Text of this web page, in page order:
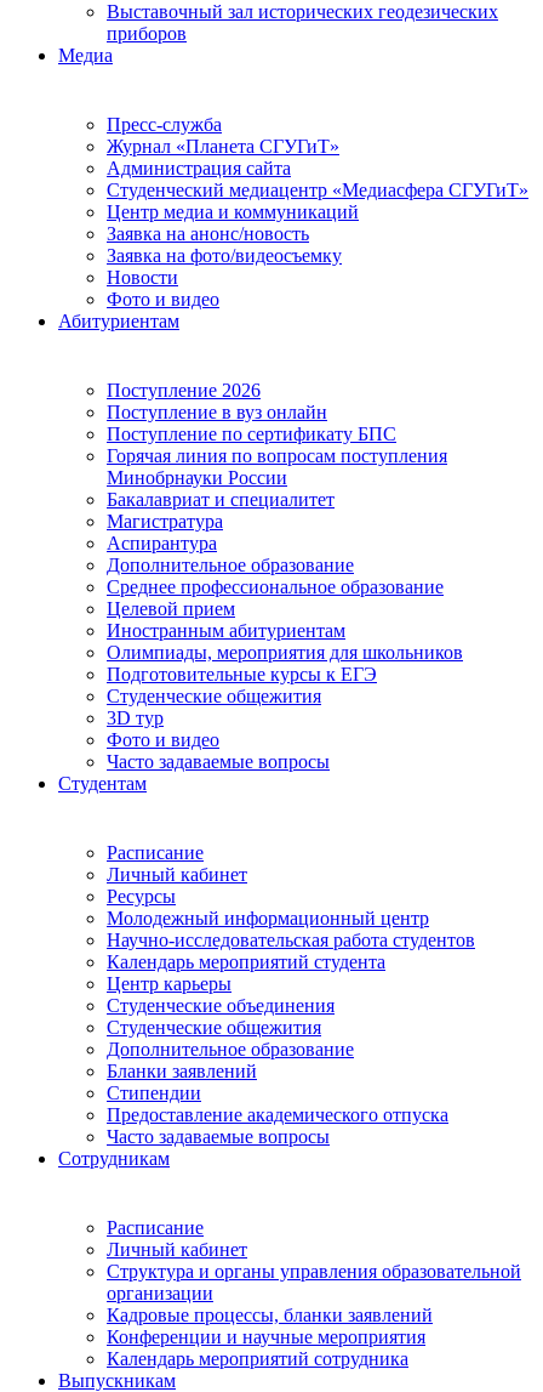
Выставочный зал исторических геодезических
приборов
Медиа
Пресс-служба
Журнал «Планета СГУГиТ»
Администрация сайта
Студенческий медиацентр «Медиасфера СГУГиТ»
Центр медиа и коммуникаций
Заявка на анонс/новость
Заявка на фото/видеосъемку
Новости
Фото и видео
Абитуриентам
Поступление 2026
Поступление в вуз онлайн
Поступление по сертификату БПС
Горячая линия по вопросам поступления
Минобрнауки России
Бакалавриат и специалитет
Магистратура
Аспирантура
Дополнительное образование
Среднее профессиональное образование
Целевой прием
Иностранным абитуриентам
Олимпиады, мероприятия для школьников
Подготовительные курсы к ЕГЭ
Студенческие общежития
3D тур
Фото и видео
Часто задаваемые вопросы
Студентам
Расписание
Личный кабинет
Ресурсы
Молодежный информационный центр
Научно-исследовательская работа студентов
Календарь мероприятий студента
Центр карьеры
Студенческие объединения
Студенческие общежития
Дополнительное образование
Бланки заявлений
Стипендии
Предоставление академического отпуска
Часто задаваемые вопросы
Сотрудникам
Расписание
Личный кабинет
Структура и органы управления образовательной
организации
Кадровые процессы, бланки заявлений
Конференции и научные мероприятия
Календарь мероприятий сотрудника
Выпускникам